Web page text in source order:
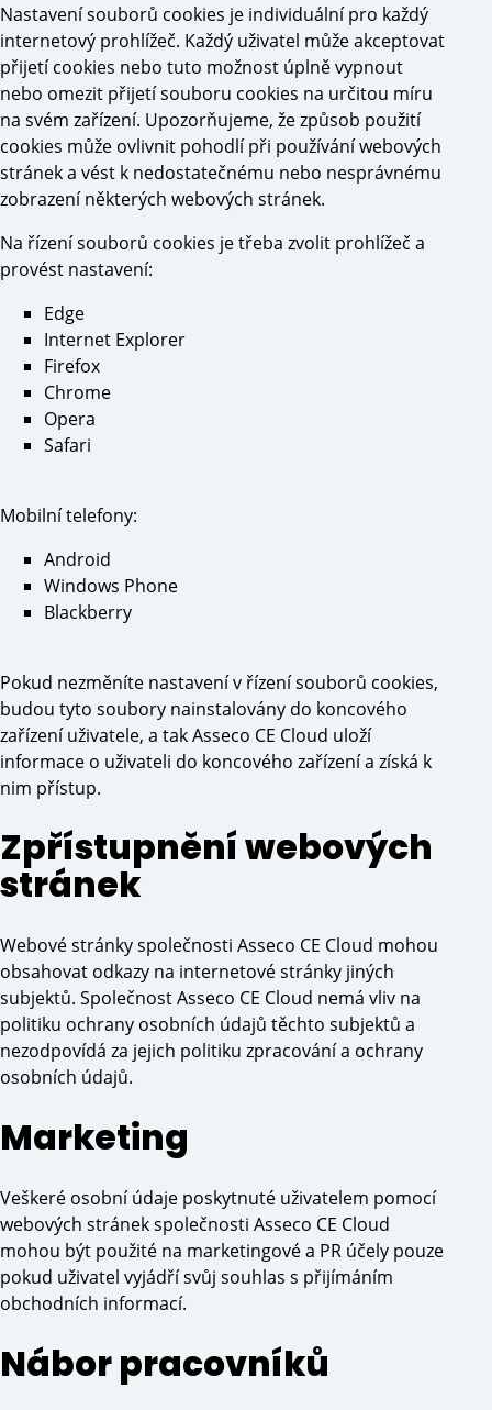
Nastavení souborů cookies je individuální pro každý
internetový prohlížeč. Každý uživatel může akceptovat
přijetí cookies nebo tuto možnost úplně vypnout
nebo omezit přijetí souboru cookies na určitou míru
na svém zařízení. Upozorňujeme, že způsob použití
cookies může ovlivnit pohodlí při používání webových
stránek a vést k nedostatečnému nebo nesprávnému
zobrazení některých webových stránek.
Na řízení souborů cookies je třeba zvolit prohlížeč a
provést nastavení:
Edge
Internet Explorer
Firefox
Chrome
Opera
Safari
Mobilní telefony:
Android
Windows Phone
Blackberry
Pokud nezměníte nastavení v řízení souborů cookies,
budou tyto soubory nainstalovány do koncového
zařízení uživatele, a tak Asseco CE Cloud uloží
informace o uživateli do koncového zařízení a získá k
nim přístup.
Zpřístupnění webových
stránek
Webové stránky společnosti Asseco CE Cloud mohou
obsahovat odkazy na internetové stránky jiných
subjektů. Společnost Asseco CE Cloud nemá vliv na
politiku ochrany osobních údajů těchto subjektů a
nezodpovídá za jejich politiku zpracování a ochrany
osobních údajů.
Marketing
Veškeré osobní údaje poskytnuté uživatelem pomocí
webových stránek společnosti Asseco CE Cloud
mohou být použité na marketingové a PR účely pouze
pokud uživatel vyjádří svůj souhlas s přijímáním
obchodních informací.
Nábor pracovníků